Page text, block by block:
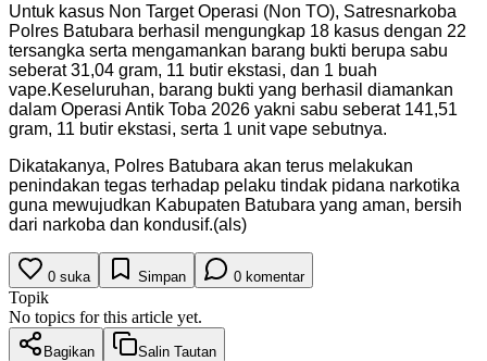
Untuk kasus Non Target Operasi (Non TO), Satresnarkoba
Polres Batubara berhasil mengungkap 18 kasus dengan 22
tersangka serta mengamankan barang bukti berupa sabu
seberat 31,04 gram, 11 butir ekstasi, dan 1 buah
vape.Keseluruhan, barang bukti yang berhasil diamankan
dalam Operasi Antik Toba 2026 yakni sabu seberat 141,51
gram, 11 butir ekstasi, serta 1 unit vape sebutnya.
Dikatakanya, Polres Batubara akan terus melakukan
penindakan tegas terhadap pelaku tindak pidana narkotika
guna mewujudkan Kabupaten Batubara yang aman, bersih
dari narkoba dan kondusif.(als)
0 suka Simpan 0 komentar
Topik
No topics for this article yet.
Bagikan Salin Tautan